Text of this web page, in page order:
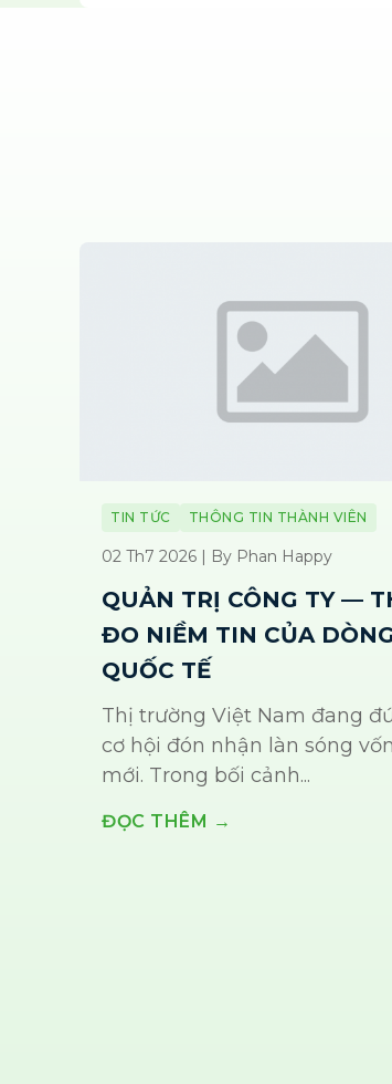
TIN TỨC THÔNG TIN THÀNH VIÊN
02 Th7 2026 | By Phan Happy
QUẢN TRỊ CÔNG TY —
ĐO NIỀM TIN CỦA
QUỐC TẾ
Thị trường Việt Nam đang
cơ hội đón nhận làn sóng
mới. Trong bối cảnh...
ĐỌC THÊM →